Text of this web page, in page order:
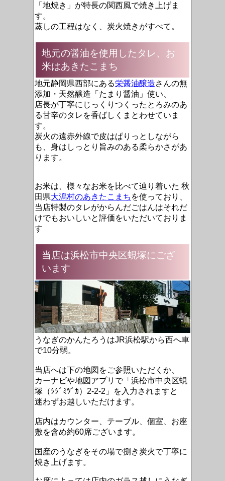
「地焼き」が特長の関西風で焼き上げま
す。
蒸しの工程はなく、炭火焼きがすべて。
地元の醤油を使用したタレ、お
米はあきたこまち
地元静岡県西部にある栄醤油醸造さんの無
添加・天然醸造「たまり醤油」使い、
店長が丁寧にじっくりつくったとろみのあ
る甘辛のタレ を香ばしくまとわせていま
す。
炭火の遠赤外線で皮はぱりっとしながら
も、身はしっとり旨みのある柔らかさがあ
ります。
お米は、様々なお米を比べて辿り着いた 秋
田県大潟村のあきたこまち を使っており、
当店特製のタレがからんだごはんはそれだ
けでもおいしいと評価をいただいておりま
す
当店は浜松市中央区蜆塚にござ
います
うなぎのかんたろうはJR浜松駅から西へ車
で10分弱。
当店へは下の地図をご参照いただくか、
カーナビや地図アプリで「浜松市中央区蜆
塚（ｼｼﾞﾐﾂﾞｶ）2-2-2」を 入力されますと
迷わずお越しいただけます。
店内はカウンター、テーブル、個室、お座
敷を含め約60席ございます。
国産のうなぎをその場で捌き炭火で丁寧に
焼き上げます。